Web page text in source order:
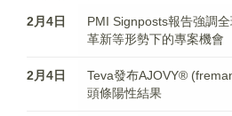
2月4日
PMI Signposts報告強調
革新等形勢下的專案機會
2月4日
Teva發布AJOVY®
頭條陽性結果